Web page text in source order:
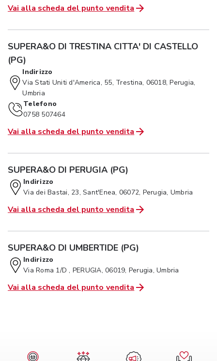
Vai alla scheda del punto vendita
SUPERA&O DI TRESTINA CITTA' DI CASTELLO
(PG)
Indirizzo
Via Stati Uniti d'America, 55, Trestina, 06018, Perugia,
Umbria
Telefono
0758 507464
Vai alla scheda del punto vendita
SUPERA&O DI PERUGIA (PG)
Indirizzo
Via dei Bastai, 23, Sant'Enea, 06072, Perugia, Umbria
Vai alla scheda del punto vendita
SUPERA&O DI UMBERTIDE (PG)
Indirizzo
Via Roma 1/D , PERUGIA, 06019, Perugia, Umbria
Vai alla scheda del punto vendita